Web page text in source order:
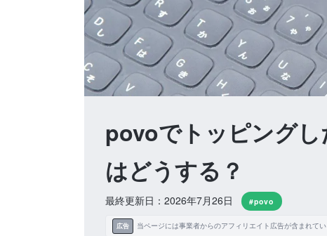
povoでトッピング
はどうする？
最終更新日：2026年7月26日 #povo
広告 当ページには事業者からのアフィリエイト広告が含まれてい